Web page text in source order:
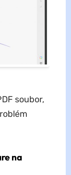
soubor,
na